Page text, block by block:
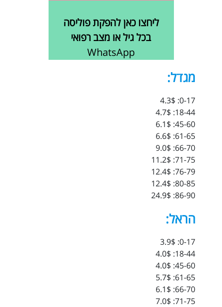
ליחצו כאן להפקת פוליסה
בכל גיל או מצב רפואי
WhatsApp
מגדל:
0-17: 4.3$
18-44: 4.7$
45-60: 6.1$
61-65: 6.6$
66-70: 9.0$
71-75: 11.2$
76-79: 12.4$
80-85: 12.4$
86-90: 24.9$
הראל:
0-17: 3.9$
18-44: 4.0$
45-60: 4.0$
61-65: 5.7$
66-70: 6.1$
71-75: 7.0$